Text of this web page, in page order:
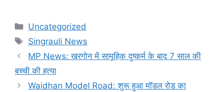
Categories
Uncategorized
Tags
Singrauli News
MP News: खरगोन में सामूहिक दुष्कर्म के बाद 7 साल की
बच्ची की हत्या
Waidhan Model Road: शुरू हुआ मॉडल रोड का